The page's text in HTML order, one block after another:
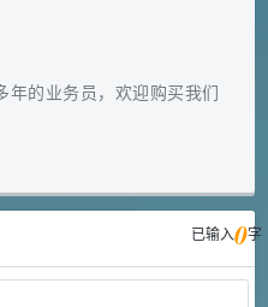
年的业务员，欢迎购买我们
已输入0字